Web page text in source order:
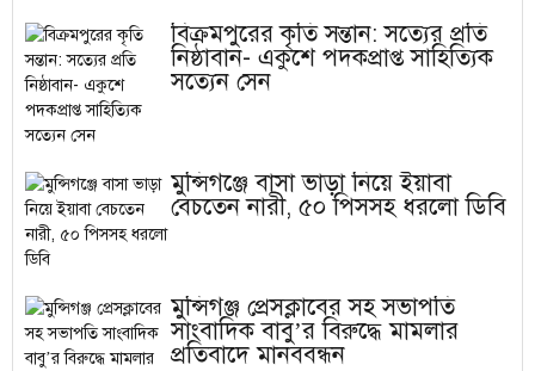
বিক্রমপুরের কৃতি সন্তান: সত্যের প্রতি
নিষ্ঠাবান- একুশে পদকপ্রাপ্ত সাহিত্যিক
সত্যেন সেন
মুন্সিগঞ্জে বাসা ভাড়া নিয়ে ইয়াবা
বেচতেন নারী, ৫০ পিসসহ ধরলো ডিবি
মুন্সিগঞ্জ প্রেসক্লাবের সহ সভাপতি
সাংবাদিক বাবু’র বিরুদ্ধে মামলার
প্রতিবাদে মানববন্ধন